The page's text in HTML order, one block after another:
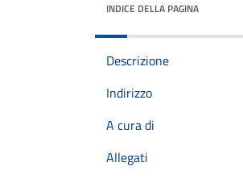
INDICE DELLA PAGINA
Descrizione
Indirizzo
A cura di
Allegati